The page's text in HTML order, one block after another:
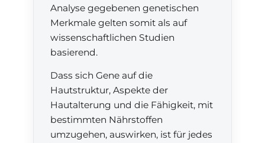
Analyse gegebenen genetischen
Merkmale gelten somit als auf
wissenschaftlichen Studien
basierend.
Dass sich Gene auf die
Hautstruktur, Aspekte der
Hautalterung und die Fähigkeit, mit
bestimmten Nährstoffen
umzugehen, auswirken, ist für jedes